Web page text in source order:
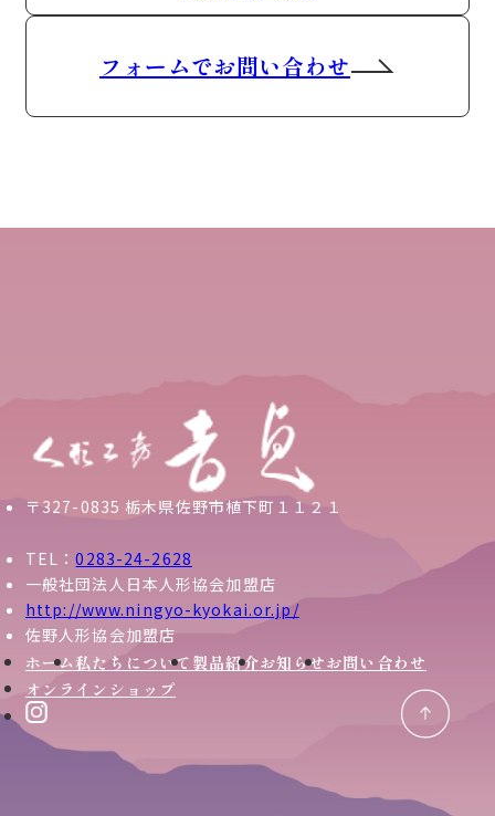
フォームでお問い合わせ
〒327-0835 栃木県佐野市植下町１１２１
TEL：0283-24-2628
一般社団法人日本人形協会加盟店
http://www.ningyo-kyokai.or.jp/
佐野人形協会加盟店
ホーム私たちについて 製品紹介お知らせお問い合わせ
オンラインショップ